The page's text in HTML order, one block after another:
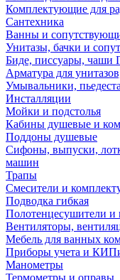
Комплектующие для
Сантехника
Ванны и
Унитазы, бачки и
Биде, писсуары, чаши
Арматура для
Умывальники,
Инсталляции
Мойки и подстолья
Кабины душевые и
Поддоны душевые
Сифоны, выпуски,
машин
Трапы
Смесители и
Подводка гибкая
Полотенцесушители
Вентиляторы,
Мебель для ванных
Приборы учета и
Манометры
Термометры и оправы